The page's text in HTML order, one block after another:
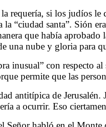
requería, si los judíos
“ciudad santa”. Sión
que había
una nube y gloria para
inusual” con
permite que las
antitípica de
a ocurrir. Eso